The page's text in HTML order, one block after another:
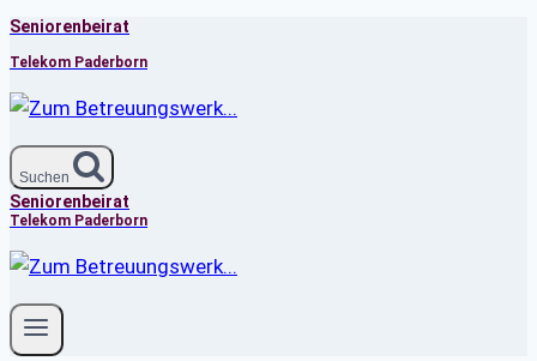
Zum
Inhalt
springen
Seniorenbeirat
Telekom Paderborn
Suchen
Seniorenbeirat
Telekom Paderborn